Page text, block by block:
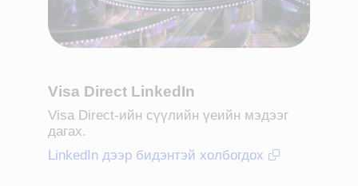
Visa Direct LinkedIn
Visa Direct-ийн сүүлийн үеийн мэдээг
дагах.
LinkedIn дээр бидэнтэй холбогдох